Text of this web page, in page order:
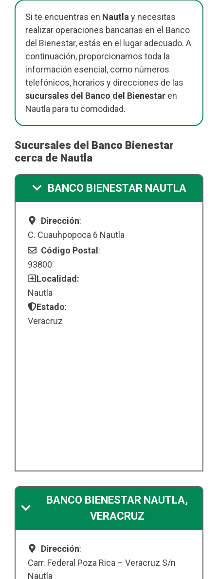
Si te encuentras en Nautla y necesitas
realizar operaciones bancarias en el Banco
del Bienestar, estás en el lugar adecuado. A
continuación, proporcionamos toda la
información esencial, como números
telefónicos, horarios y direcciones de las
sucursales del Banco del Bienestar en
Nautla para tu comodidad.
Sucursales del Banco Bienestar
cerca de Nautla
BANCO BIENESTAR NAUTLA
Dirección:
C. Cuauhpopoca 6 Nautla
Código Postal:
93800
Localidad:
Nautla
Estado:
Veracruz
BANCO BIENESTAR NAUTLA,
VERACRUZ
Dirección:
Carr. Federal Poza Rica – Veracruz S/n
Nautla